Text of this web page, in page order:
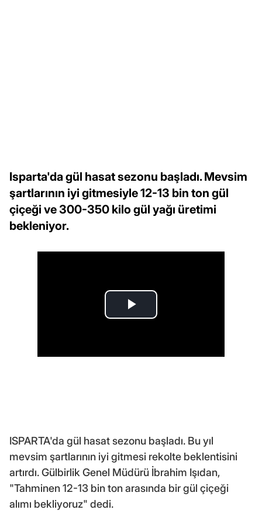
Isparta'da gül hasat sezonu başladı. Mevsim
şartlarının iyi gitmesiyle 12-13 bin ton gül
çiçeği ve 300-350 kilo gül yağı üretimi
bekleniyor.
ISPARTA'da gül hasat sezonu başladı. Bu yıl
mevsim şartlarının iyi gitmesi rekolte beklentisini
artırdı. Gülbirlik Genel Müdürü İbrahim Işıdan,
"Tahminen 12-13 bin ton arasında bir gül çiçeği
alımı bekliyoruz" dedi.